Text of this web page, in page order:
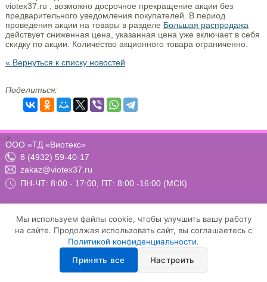
viotex37.ru , возможно досрочное прекращение акции без
предварительного уведомления покупателей. В период
проведения акции на товары в разделе Большая распродажа
действует сниженная цена, указанная цена уже включает в себя
скидку по акции. Количество акционного товара ограниченно.
« Вернуться к списку новостей
Поделиться:
ООО «ТД «Виотекс»
8 (4932) 59-40-17
zakaz@viotex37.ru
ПН-ЧТ: 8:00 - 17:00, ПТ: 8:00 -16:00 (МСК)
Договор-оферта
Положение о конфиденциальности и защите персональных данных
Условия осуществления рассылки email-сообщений
-->
Мы используем файлы cookie, чтобы улучшить вашу работу
на сайте. Продолжая использовать сайт, вы соглашаетесь с
Политикой конфиденциальности.
Принять все
Настроить